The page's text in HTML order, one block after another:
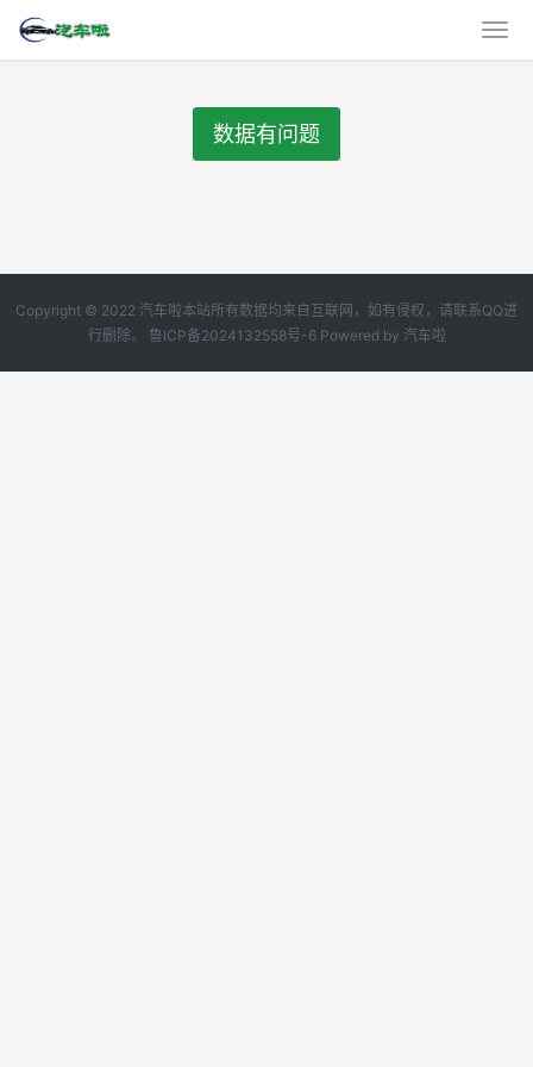
数据有问题
Copyright © 2022 汽车啦本站所有数据均来自互联网，如有侵权，请联系QQ进
行删除。 鲁ICP备2024132558号-6Powered by 汽车啦